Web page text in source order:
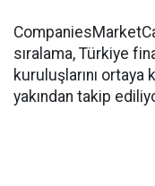
sıralama, Türkiye
kuruluşlarını ortaya
yakından takip